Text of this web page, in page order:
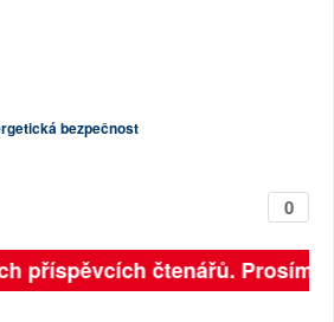
bezpečnost
0
příspěvcích čtenářů. Prosíme,